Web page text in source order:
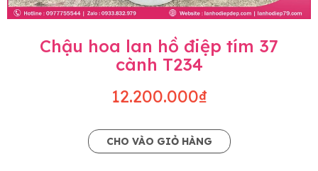
Chậu hoa lan hồ điệp tím 37
cành T234
12.200.000₫
CHO VÀO GIỎ HÀNG